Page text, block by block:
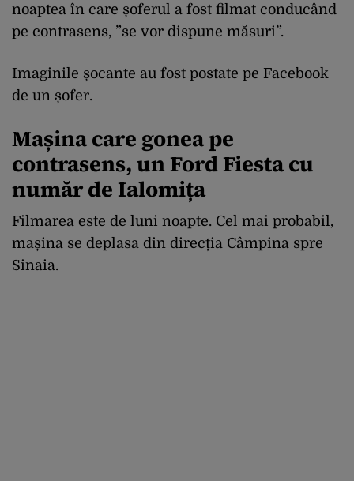
noaptea în care șoferul a fost filmat conducând
pe contrasens, ”se vor dispune măsuri”.
Imaginile șocante au fost postate pe Facebook
de un șofer.
Mașina care gonea pe
contrasens, un Ford Fiesta cu
număr de Ialomița
Filmarea este de luni noapte. Cel mai probabil,
mașina se deplasa din direcția Câmpina spre
Sinaia.